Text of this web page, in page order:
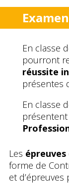
En classe
pourront
réussite
présentes
En classe
présentent
Les épreuves
forme de
et